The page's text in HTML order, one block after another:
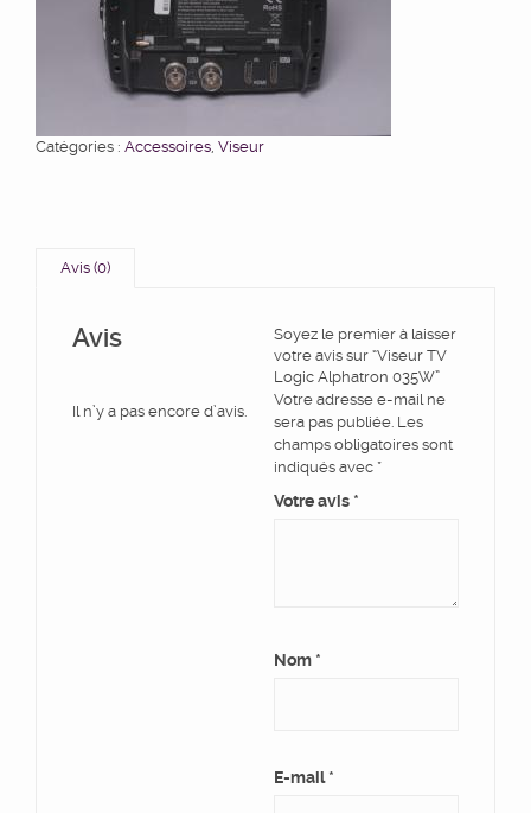
Catégories : Accessoires Viseur
Avis (0)
Avis
Il n’y a pas encore d’avis.
Soyez le premier à laisser
votre avis sur “Viseur TV
Logic Alphatron 035W”
Votre adresse e-mail ne
sera pas publiée. Les
champs obligatoires sont
indiqués avec *
Votre avis *
Nom *
E-mail*